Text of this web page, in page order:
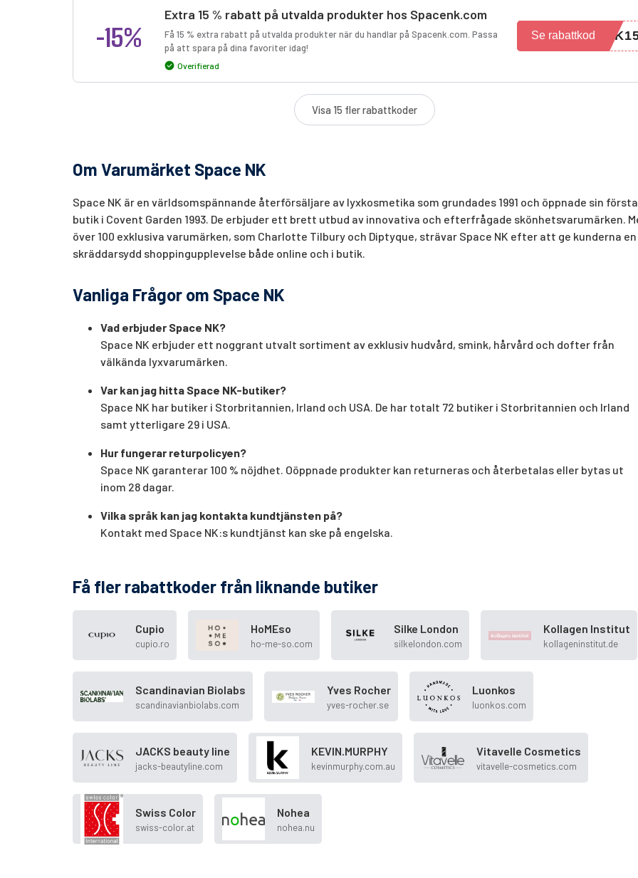
-15%
Extra 15 % rabatt på utvalda produkter hos Spacenk.com
Få 15 % extra rabatt på utvalda produkter när du handlar på Spacenk.com. Passa
på att spara på dina favoriter idag!
Overifierad
Se rabattkod
Visa 15 fler rabattkoder
Om Varumärket Space NK
Space NK är en världsomspännande återförsäljare av lyxkosmetika som grundades 1991 och öppnade sin första
butik i Covent Garden 1993. De erbjuder ett brett utbud av innovativa och efterfrågade skönhetsvarumärken.
över 100 exklusiva varumärken, som Charlotte Tilbury och Diptyque, strävar Space NK efter att ge kunderna en
skräddarsydd shoppingupplevelse både online och i butik.
Vanliga Frågor om Space NK
Vad erbjuder Space NK?
Space NK erbjuder ett noggrant utvalt sortiment av exklusiv hudvård, smink, hårvård och dofter från
välkända lyxvarumärken.
Var kan jag hitta Space NK-butiker?
Space NK har butiker i Storbritannien, Irland och USA. De har totalt 72 butiker i Storbritannien och Irland
samt ytterligare 29 i USA.
Hur fungerar returpolicyen?
Space NK garanterar 100 % nöjdhet. Oöppnade produkter kan returneras och återbetalas eller bytas ut
inom 28 dagar.
Vilka språk kan jag kontakta kundtjänsten på?
Kontakt med Space NK:s kundtjänst kan ske på engelska.
Få fler rabattkoder från liknande butiker
Cupio
cupio.ro
HoMEso
ho-me-so.com
Silke London
silkelondon.com
Kollagen Institut
kollageninstitut.de
Scandinavian Biolabs
scandinavianbiolabs.com
Yves Rocher
yves-rocher.se
Luonkos
luonkos.com
JACKS beauty line
jacks-beautyline.com
KEVIN.MURPHY
kevinmurphy.com.au
Vitavelle Cosmetics
vitavelle-cosmetics.com
Swiss Color
swiss-color.at
Nohea
nohea.nu